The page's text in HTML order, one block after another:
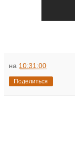
на 10:31:00
Поделиться